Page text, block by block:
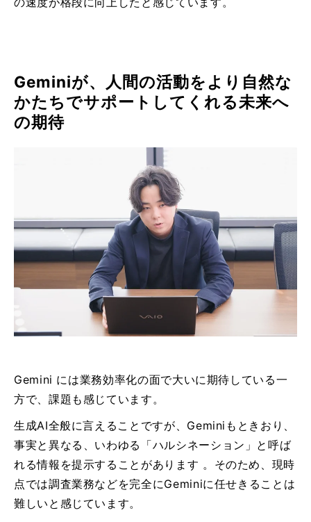
Geminiが、人間の活動をより自然な
かたちでサポートしてくれる未来へ
の期待
Gemini には業務効率化の面で大いに期待している一
方で、課題も感じています。
生成AI全般に言えることですが、Geminiもときおり、
事実と異なる、いわゆる「ハルシネーション」と呼ば
れる情報を提示することがあります 。そのため、現時
点では調査業務などを完全にGeminiに任せきることは
難しいと感じています。